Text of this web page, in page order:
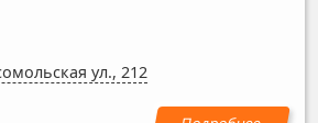
ул., 212